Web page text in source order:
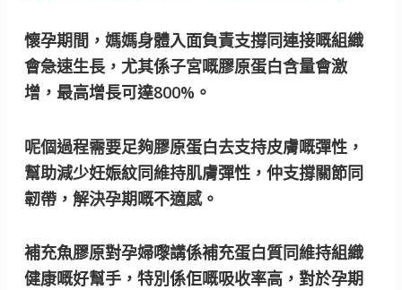
懷孕期間，媽媽身體入面負責支撐同連接嘅組織
會急速生長，尤其係子宮嘅膠原蛋白含量會激
增，最高增長可達800%。
呢個過程需要足夠膠原蛋白去支持皮膚嘅彈性，
幫助減少妊娠紋同維持肌膚彈性，仲支撐關節同
韌帶，解決孕期嘅不適感。
補充魚膠原對孕婦嚟講係補充蛋白質同維持組織
健康嘅好幫手 ，特別係佢嘅吸收率高，對於孕期